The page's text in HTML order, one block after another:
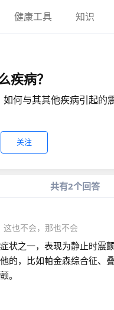
健康工具 知识
疾病？
何与其其他疾病引起的
关注
共有2个回答
也不会，那也不会
状之一，表现为静止时震
的，比如帕金森综合征、
。